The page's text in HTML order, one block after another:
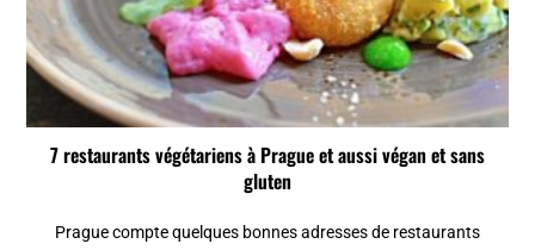
7 restaurants végétariens à Prague et aussi végan et sans
gluten
Prague compte quelques bonnes adresses de restaurants